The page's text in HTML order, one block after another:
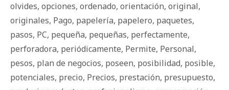
olvides, opciones, ordenado, orientación, original,
originales, Pago, papelería, papelero, paquetes,
pasos, PC, pequeña, pequeñas, perfectamente,
perforadora, periódicamente, Permite, Personal,
pesos, plan de negocios, poseen, posibilidad, posible,
potenciales, precio, Precios, prestación, presupuesto,